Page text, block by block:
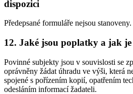
dispozici
Předepsané formuláře nejsou stanoveny.
12. Jaké jsou poplatky a jak
Povinné subjekty jsou v souvislosti se
oprávněny žádat úhradu ve výši, která
spojené s pořízením kopií, opatřením
odesláním informací žadateli.